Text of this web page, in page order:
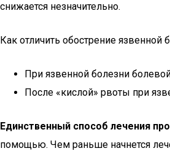
снижается незначительно.
Как отличить обострение язвенной
При язвенной болезни
После «кислой» рвоты при
Единственный способ лечения
помощью. Чем раньше начнется